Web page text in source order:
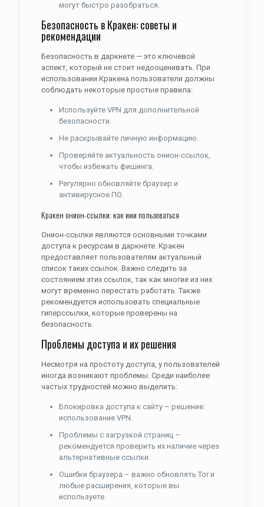
могут быстро разобраться.
Безопасность в Кракен: советы и
рекомендации
Безопасность в даркнете — это ключевой
аспект, который не стоит недооценивать. При
использовании Кракена пользователи должны
соблюдать некоторые простые правила:
Используйте VPN для дополнительной
безопасности.
Не раскрывайте личную информацию.
Проверяйте актуальность онион-ссылок,
чтобы избежать фишинга.
Регулярно обновляйте браузер и
антивирусное ПО.
Кракен онион-ссылки: как ими пользоваться
Онион-ссылки являются основными точками
доступа к ресурсам в даркнете. Кракен
предоставляет пользователям актуальный
список таких ссылок. Важно следить за
состоянием этих ссылок, так как многие из них
могут временно перестать работать. Также
рекомендуется использовать специальные
гиперссылки, которые проверены на
безопасность.
Проблемы доступа и их решения
Несмотря на простоту доступа, у пользователей
иногда возникают проблемы. Среди наиболее
частых трудностей можно выделить:
Блокировка доступа к сайту – решение:
использование VPN.
Проблемы с загрузкой страниц –
рекомендуется проверить их наличие через
альтернативные ссылки.
Ошибки браузера – важно обновлять Tor и
любые расширения, которые вы
используете.